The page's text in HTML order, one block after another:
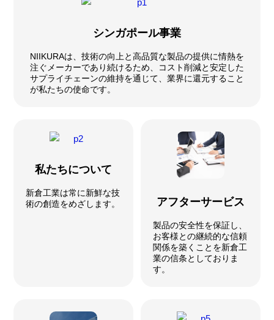
シンガポール事業
NIIKURAは、技術の向上と高品質な製品の提供に情熱を
注ぐメーカーであり続けるため、コスト削減と安定した
サプライチェーンの維持を通じて、業界に還元すること
が私たちの使命です。
私たちについて
新倉工業は常に新鮮な技
術の創造をめざします。
アフターサービス
製品の安全性を保証し、
お客様との継続的な信頼
関係を築くことを新倉工
業の信条としておりま
す。